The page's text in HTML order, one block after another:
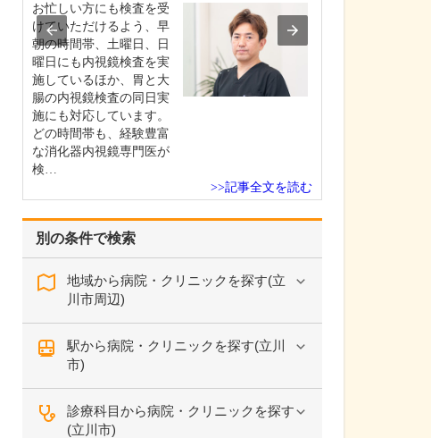
別の条件で検索
地域から病院・クリニックを探す(立
川市周辺)
駅から病院・クリニックを探す(立川
市)
診療科目から病院・クリニックを探す
(立川市)
お忙しい方にも検査を受
けていただけるよう、早
朝の時間帯、土曜日、日
曜日にも内視鏡検査を実
施しているほか、胃と大
腸の内視鏡検査の同日実
施にも対応しています。
どの時間帯も、経験豊富
な消化器内視鏡専門医が
検…
>>記事全文を読む